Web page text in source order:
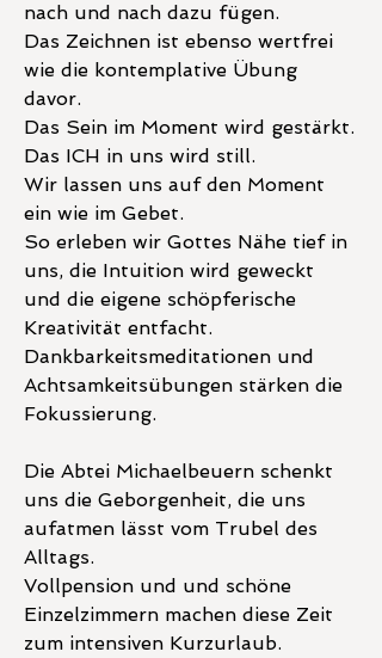
nach und nach dazu fügen.
Das Zeichnen ist ebenso wertfrei
wie die kontemplative Übung
davor.
Das Sein im Moment wird gestärkt.
Das ICH in uns wird still.
Wir lassen uns auf den Moment
ein wie im Gebet.
So erleben wir Gottes Nähe tief in
uns, die Intuition wird geweckt
und die eigene schöpferische
Kreativität entfacht.
Dankbarkeitsmeditationen und
Achtsamkeitsübungen stärken die
Fokussierung.
Die Abtei Michaelbeuern schenkt
uns die Geborgenheit, die uns
aufatmen lässt vom Trubel des
Alltags.
Vollpension und und schöne
Einzelzimmern machen diese Zeit
zum intensiven Kurzurlaub.